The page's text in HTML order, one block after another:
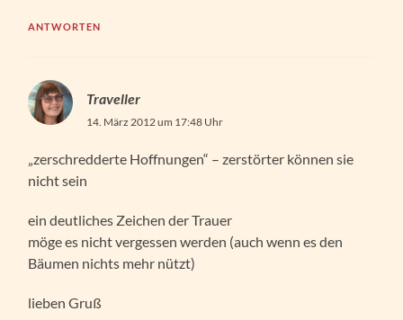
ANTWORTEN
Traveller
14. März 2012 um 17:48 Uhr
„zerschredderte Hoffnungen“ – zerstörter können sie
nicht sein
ein deutliches Zeichen der Trauer
möge es nicht vergessen werden (auch wenn es den
Bäumen nichts mehr nützt)
lieben Gruß